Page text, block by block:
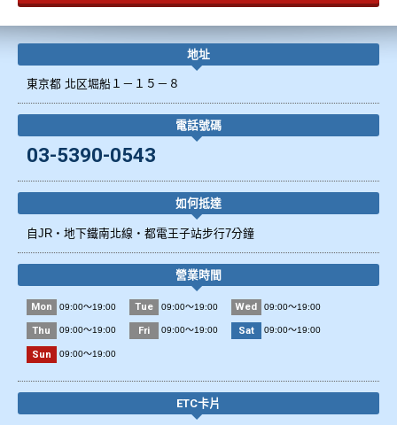
地址
東京都 北区堀船１－１５－８
電話號碼
03-5390-0543
如何抵達
自JR・地下鐵南北線・都電王子站步行7分鐘
營業時間
Mon 09:00～19:00 Tue 09:00～19:00 Wed 09:00～19:00
Thu 09:00～19:00 Fri 09:00～19:00 Sat 09:00～19:00
Sun 09:00～19:00
ETC卡片